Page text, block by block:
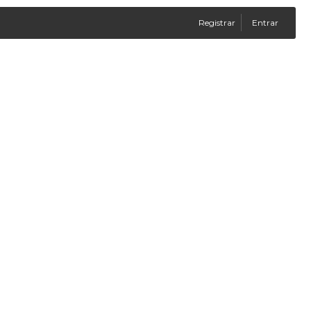
Registrar Entrar